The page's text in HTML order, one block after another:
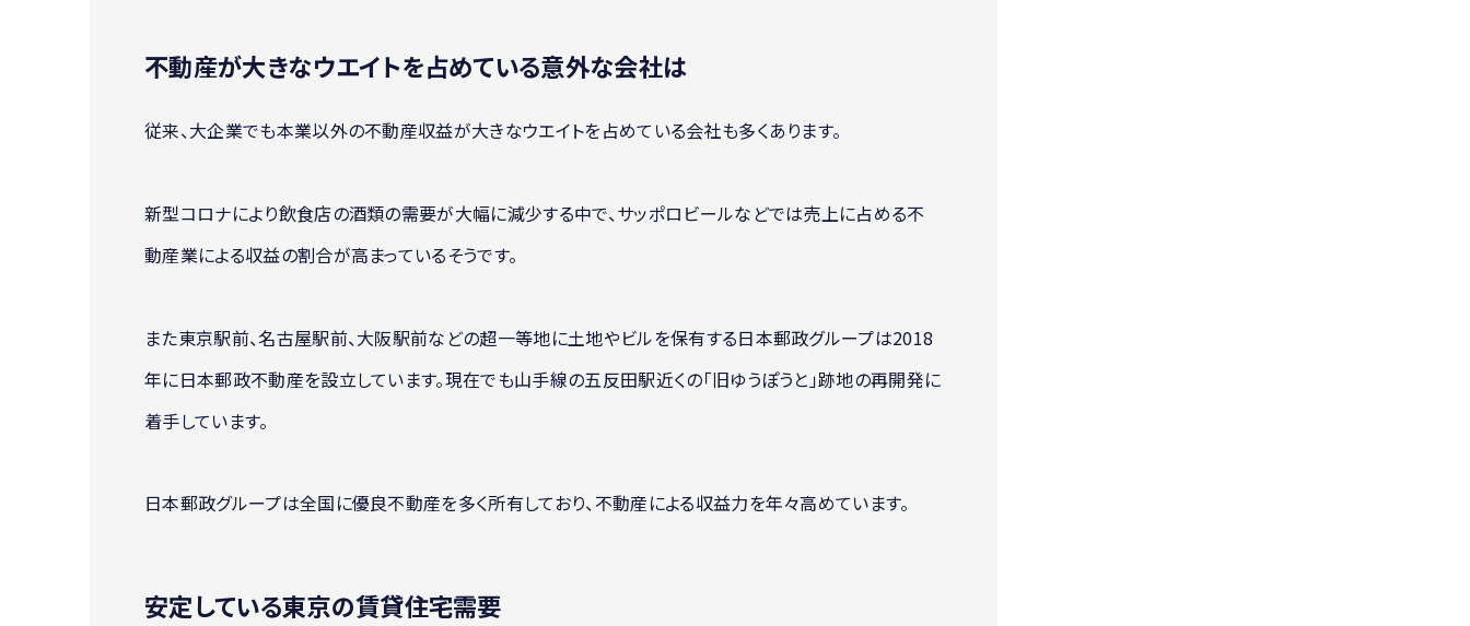
不動産が大きなウエイトを占めている意外な会社は
従来、大企業でも本業以外の不動産収益が大きなウエイトを占めている会社も多くあります。
新型コロナにより飲食店の酒類の需要が大幅に減少する中で、サッポロビールなどでは売上に占める不
動産業による収益の割合が高まっているそうです。
また東京駅前、名古屋駅前、大阪駅前などの超一等地に土地やビルを保有する日本郵政グループは2018
年に日本郵政不動産を設立しています。現在でも山手線の五反田駅近くの「旧ゆうぽうと」跡地の再開発に
着手しています。
日本郵政グループは全国に優良不動産を多く所有しており、不動産による収益力を年々高めています。
安定している東京の賃貸住宅需要